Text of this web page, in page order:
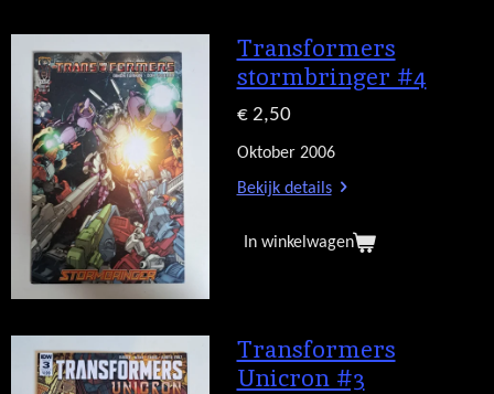
Transformers
stormbringer #4
€ 2,50
Oktober 2006
Bekijk details
In winkelwagen
Transformers
Unicron #3